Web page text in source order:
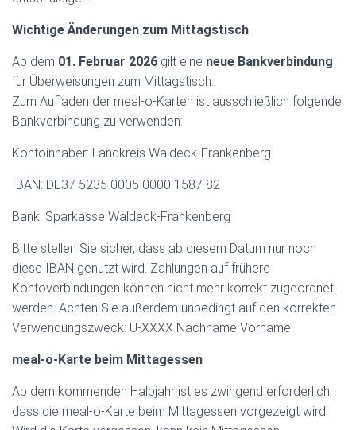
Wichtige Änderungen zum Mittagstisch
Ab dem 01. Februar 2026 gilt eine neue Bankverbindung
für Überweisungen zum Mittagstisch.
Zum Aufladen der meal-o-Karten ist ausschließlich folgende
Bankverbindung zu verwenden:
Kontoinhaber: Landkreis Waldeck-Frankenberg
IBAN: DE37 5235 0005 0000 1587 82
Bank: Sparkasse Waldeck-Frankenberg
Bitte stellen Sie sicher, dass ab diesem Datum nur noch
diese IBAN genutzt wird. Zahlungen auf frühere
Kontoverbindungen können nicht mehr korrekt zugeordnet
werden. Achten Sie außerdem unbedingt auf den korrekten
Verwendungszweck: U-XXXX Nachname Vorname
meal-o-Karte beim Mittagessen
Ab dem kommenden Halbjahr ist es zwingend erforderlich,
dass die meal-o-Karte beim Mittagessen vorgezeigt wird.